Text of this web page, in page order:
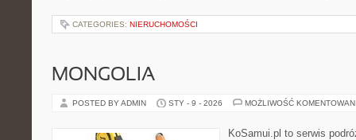
CATEGORIES: NIERUCHOMOŚCI
MONGOLIA
POSTED BY ADMIN STY - 9 - 2026 MOŻLIWOŚĆ
KoSamui.pl to serwis